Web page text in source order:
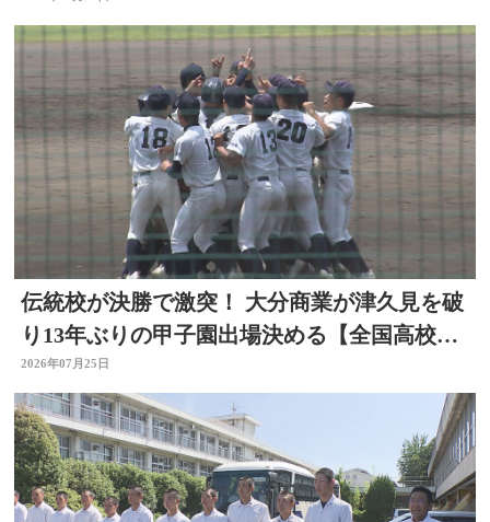
伝統校が決勝で激突！ 大分商業が津久見を破
り13年ぶりの甲子園出場決める【全国高校野
球大分大会】
2026年07月25日